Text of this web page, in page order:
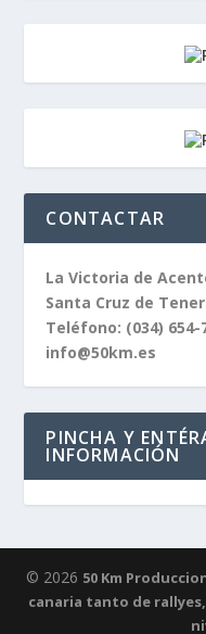
CONTACTAR
La Victoria de
Santa Cruz de
Teléfono: (034) 654-
info@50km.es
PINCHA Y
INFORMACIÓN
© 2026 50 Km
canaria tanto de